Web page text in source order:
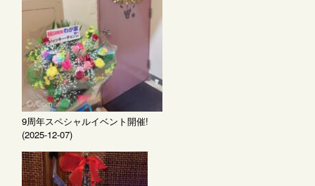
9周年スペシャルイベント開催!
(2025-12-07)